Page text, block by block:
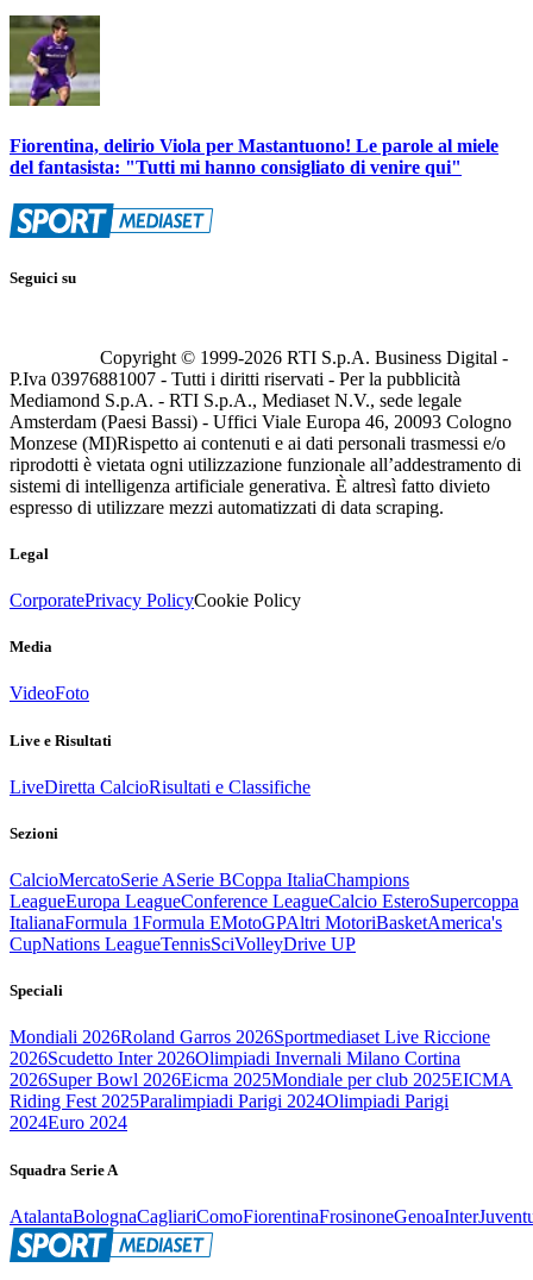
Fiorentina, delirio Viola per Mastantuono! Le parole al miele
del fantasista: "Tutti mi hanno consigliato di venire qui"
Seguici su
Copyright © 1999-2026 RTI S.p.A. Business Digital -
P.Iva 03976881007 - Tutti i diritti riservati - Per la pubblicità
Mediamond S.p.A. - RTI S.p.A., Mediaset N.V., sede legale
Amsterdam (Paesi Bassi) - Uffici Viale Europa 46, 20093 Cologno
Monzese (MI)Rispetto ai contenuti e ai dati personali trasmessi e/o
riprodotti è vietata ogni utilizzazione funzionale all’addestramento di
sistemi di intelligenza artificiale generativa. È altresì fatto divieto
espresso di utilizzare mezzi automatizzati di data scraping.
Legal
CorporatePrivacy PolicyCookie Policy
Media
VideoFoto
Live e Risultati
LiveDiretta CalcioRisultati e Classifiche
Sezioni
CalcioMercatoSerie ASerie BCoppa ItaliaChampions
LeagueEuropa LeagueConference LeagueCalcio EsteroSupercoppa
ItalianaFormula 1Formula EMotoGPAltri MotoriBasketAmerica's
CupNations LeagueTennisSciVolleyDrive UP
Speciali
Mondiali 2026Roland Garros 2026Sportmediaset Live Riccione
2026Scudetto Inter 2026Olimpiadi Invernali Milano Cortina
2026Super Bowl 2026Eicma 2025Mondiale per club 2025EICMA
Riding Fest 2025Paralimpiadi Parigi 2024Olimpiadi Parigi
2024Euro 2024
Squadra Serie A
AtalantaBolognaCagliariComoFiorentinaFrosinoneGenoaInter